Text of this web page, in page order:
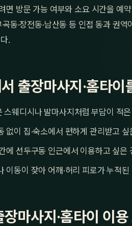
면 방문 가능 여부와 소요 시간을 예
곡동·장전동·남산동 등 인접 동과 권
.
출장마사지·홈타이
스웨디시나 발마사지처럼 부담이 적
없이 집·숙소에서 편하게 관리받고 싶
에 선두구동 인근에서 이용하고 싶은
이동이 잦아 어깨·허리 피로가 누적된
마사지·홈타이 이